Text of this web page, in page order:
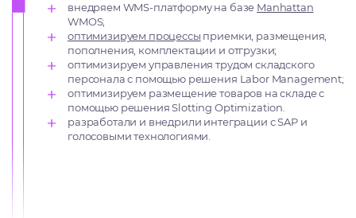
внедряем WMS-платформу на базе Manhattan
WMOS;
оптимизируем процессы приемки, размещения,
пополнения, комплектации и отгрузки;
оптимизируем управления трудом складского
персонала с помощью решения Labor Management;
оптимизируем размещение товаров на складе с
помощью решения Slotting Optimization.
разработали и внедрили интеграции с SAP и
голосовыми технологиями.